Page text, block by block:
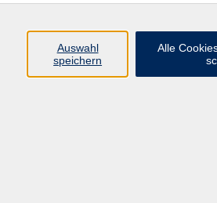
Über unsAuswahl
speichern
Alle